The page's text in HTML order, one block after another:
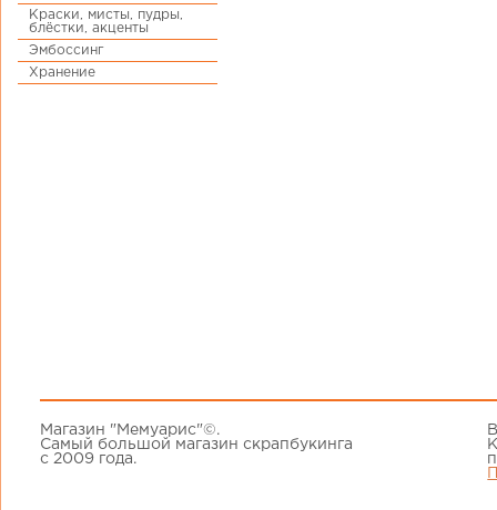
Краски, мисты, пудры,
блёстки, акценты
Эмбоссинг
Хранение
Магазин "Мемуарис"©.
Самый большой магазин скрапбукинга
с 2009 года.